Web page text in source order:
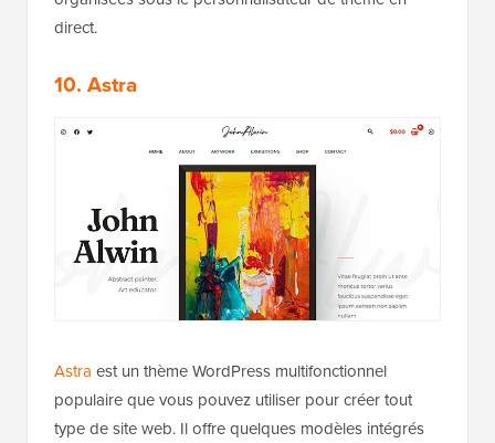
direct.
10. Astra
Astra est un thème WordPress multifonctionnel
populaire que vous pouvez utiliser pour créer tout
type de site web. Il offre quelques modèles intégrés